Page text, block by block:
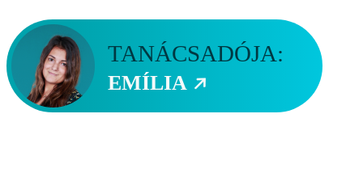
TANÁCSADÓJA:
EMÍLIA